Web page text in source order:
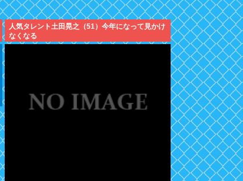
人気タレント土田晃之（51）今年になって見かけ
なくなる